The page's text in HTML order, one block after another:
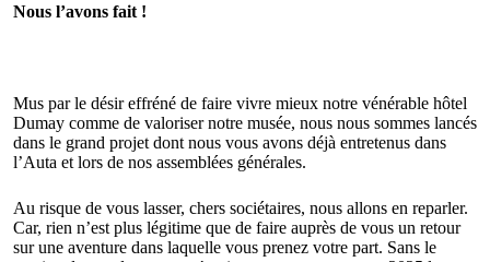
Nous l’avons fait !
Mus par le désir effréné de faire vivre mieux notre vénérable hôtel
Dumay comme de valoriser notre musée, nous nous sommes lancés
dans le grand projet dont nous vous avons déjà entretenus dans
l’Auta et lors de nos assemblées générales.
Au risque de vous lasser, chers sociétaires, nous allons en reparler.
Car, rien n’est plus légitime que de faire auprès de vous un retour
sur une aventure dans laquelle vous prenez votre part. Sans le